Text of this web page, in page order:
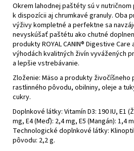
Okrem lahodnej paštéty sú v
k dispozícii aj chrumkavé granuly. Oba
výživy kompletné a perfektne sa
nevyskúšať paštétu ako chutné
produkty ROYAL CANIN® Digestive
výhodách kvalitných živín vyvážených
a lepšie vstrebávanie.
Zloženie: Mäso a produkty
rastlinného pôvodu, obilniny, oleje a
cukry.
Doplnkové látky: Vitamín D3: 190 IU, E1
mg, E4 (Meď): 2,4 mg, E5 (Mangán): 1,4
Technologické doplnkové látky:
pôvodu: 2,2 g.